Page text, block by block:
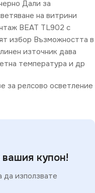
Дали за
на витрини
BEAT TL902 с
избор Възможността в
източник дава
температура и др
за релсово осветление
купон!
да използвате